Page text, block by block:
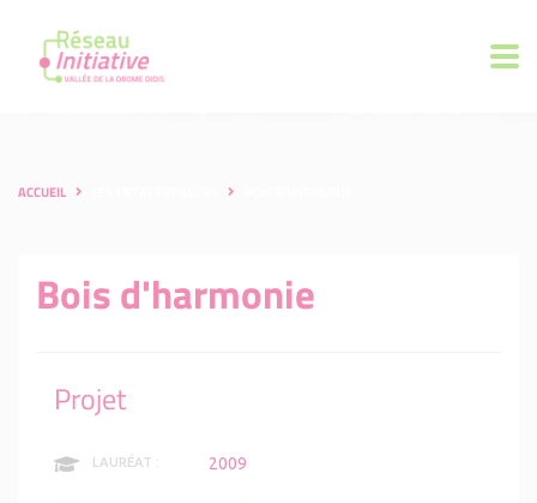
ACCUEIL
Bois d'harmonie
Projet
LAURÉAT : 2009